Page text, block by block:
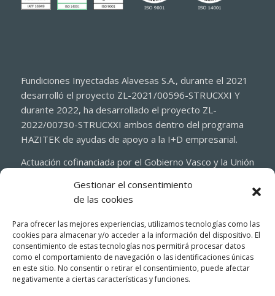
Gestionar el consentimiento
de las cookies
Para ofrecer las mejores experiencias, utilizamos tecnologías como las
cookies para almacenar y/o acceder a la información del dispositivo. El
consentimiento de estas tecnologías nos permitirá procesar datos
como el comportamiento de navegación o las identificaciones únicas
en este sitio. No consentir o retirar el consentimiento, puede afectar
negativamente a ciertas características y funciones.
Fundiciones Inyectadas Alavesas S.A., durante el 2021
desarrolló el proyecto ZL-2021/00596-STRUCXXI Y
durante 2022, ha desarrollado el proyecto ZL-
2022/00730-STRUCXXI ambos dentro del programa
HAZITEK de ayudas de apoyo a la I+D empresarial.
Actuación cofinanciada por el Gobierno Vasco y la Unión
Regional 2021-2027 (FEDER)